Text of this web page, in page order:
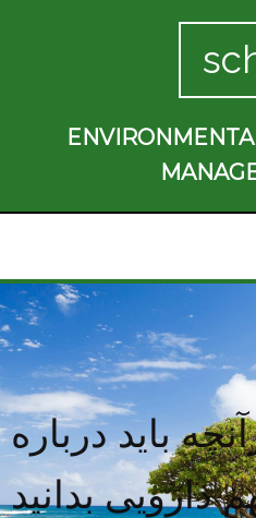
باید درباره
دارویی بدانید